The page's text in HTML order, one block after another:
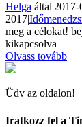
Helga által|
2017|
meg a célokat!
kikapcsolva
Olvass tovább
Üdv az oldalon!
Iratkozz fel a